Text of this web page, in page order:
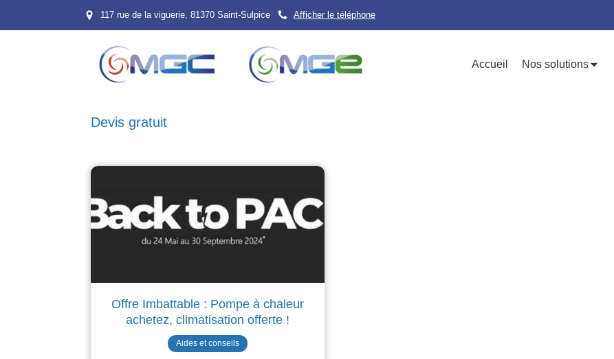
117 rue de la viguerie, 81370 Saint-Sulpice Afficher le téléphone
Accueil Nos solutions
Devis gratuit
Offre Imbattable : Pompe à chaleur
achetez, climatisation offerte !
Aides et conseils